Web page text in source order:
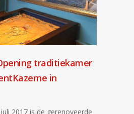
traditiekamer
in
2017 is de gerenoveerde